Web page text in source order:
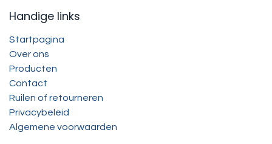
Handige links
Startpagina
Over ons
Producten
Contact
Ruilen of retourneren
Privacybeleid
Algemene voorwaarden